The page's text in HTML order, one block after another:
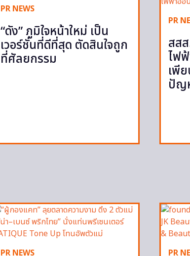
PR NEWS
“ดัง” ภูมิใจหน้าใหม่ เป็น
เวอร์ชั่นที่ดีที่สุด ตัดสินใจถูก
ที่ศัลยกรรม
PR
สส
ไฟ
เพี
ปัญ
PR NEWS PR